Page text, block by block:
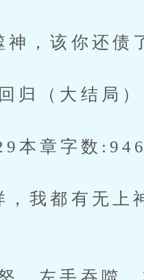
，该你还债
（大结局）
章字数
我都有无上